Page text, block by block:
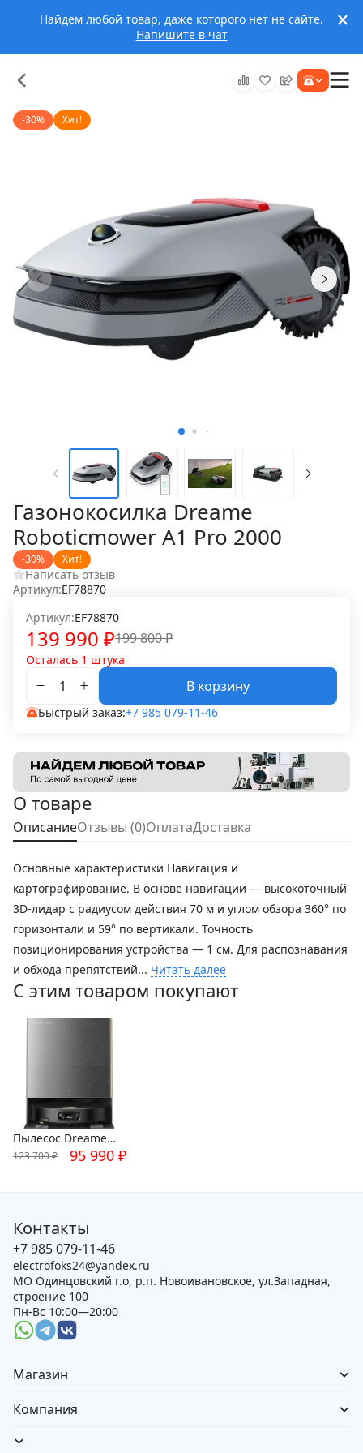
Найдем любой товар, даже которого нет не сайте.
Напишите в чат
-30% Хит!
Газонокосилка Dreame
Roboticmower A1 Pro 2000
-30% Хит!
Написать отзыв
Артикул:EF78870
Артикул:EF78870
199 800₽
139 990 ₽
Осталась 1 штука
В корзину
Быстрый заказ:+7 985 079-11-46
О товаре
ОписаниеОтзывы (0)ОплатаДоставка
Основные характеристики Навигация и
картографирование. В основе навигации — высокоточный
3D-лидар с радиусом действия 70 м и углом обзора 360° по
горизонтали и 59° по вертикали. Точность
позиционирования устройства — 1 см. Для распознавания
и обхода препятствий... Читать далее
С этим товаром покупают
Пылесос Dreame
X60 Ultra Complete
123 700₽ 95 990 ₽
Контакты
+7 985 079-11-46
electrofoks24@yandex.ru
МО Одинцовский г.о, р.п. Новоивановское, ул.Западная,
строение 100
Пн-Вс 10:00—20:00
Магазин
Компания